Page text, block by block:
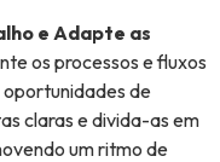
e Adapte as
os processos e fluxos
de
claras e divida-as em
um ritmo de